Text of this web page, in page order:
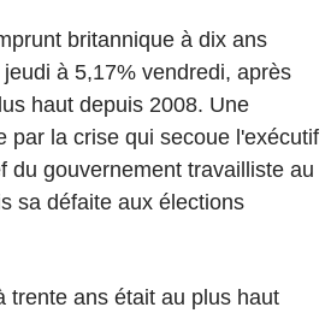
britannique à dix ans
à 5,17% vendredi, après
haut depuis 2008. Une
par la crise qui secoue l'exécutif
du gouvernement travailliste au
sa défaite aux élections
trente ans était au plus haut